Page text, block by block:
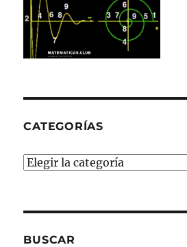
CATEGORÍAS
Categorías
BUSCAR